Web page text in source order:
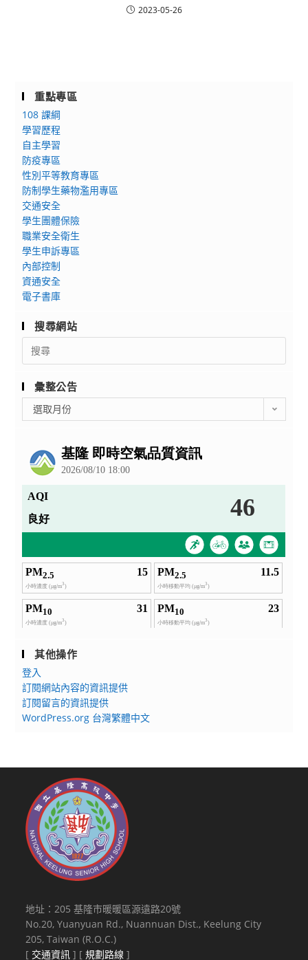
2023-05-26
重點專區
108 課綱
學習歷程
自主學習
防疫專區
性別平等教育專區
防制學生藥物濫用專區
交通安全
學生團體保險
職業安全衛生
學生申訴專區
內部控制
資通安全
電子書庫
搜尋網站
Search
for:
彙整公告
整
選取月份
其他操作
登入
訂閱網站內容的資訊提供
訂閱留言的資訊提供
WordPress.org 台灣繁體中文
地址：205 基隆市暖暖區源遠路20號
No.20, Yuanyuan Rd., Nuannuan Dist., Keelung City
205, Taiwan (R.O.C.)
[ 交通資訊 ] [規劃路線 ]